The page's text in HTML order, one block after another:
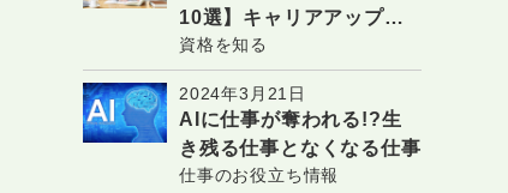
10選】キャリアアップし
たい人必見！
資格を知る
2024年3月21日
AIに仕事が奪われる!?生
き残る仕事となくなる仕事
仕事のお役立ち情報